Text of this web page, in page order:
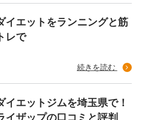
イエットをランニングと筋
トレで
続きを読む
イエットジムを埼玉県で！
イザップの口コミと評判